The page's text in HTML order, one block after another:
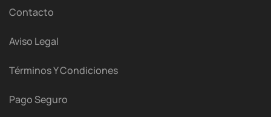
Contacto
Aviso Legal
Términos Y Condiciones
Pago Seguro